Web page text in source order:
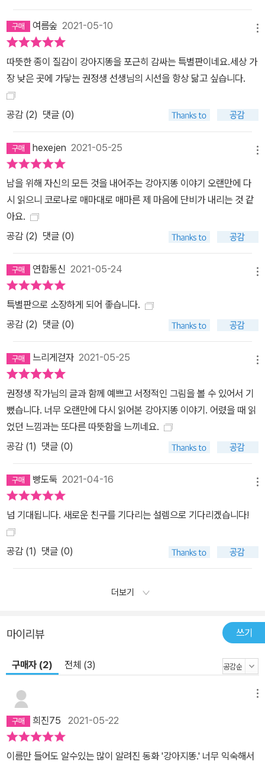
여름숲 2021-05-10
따뜻한 종이 질감이 강아지똥을 포근히 감싸는 특별판이네요.세상 가
장 낮은 곳에 가닿는 권정생 선생님의 시선을 항상 닮고 싶습니다.
공감 (2) 댓글 (0)
hexejen 2021-05-25
남을 위해 자신의 모든 것을 내어주는 강아지똥 이야기 오랜만에 다
시 읽으니 코로나로 매마대로 매마른 제 마음에 단비가 내리는 것 같
아요.
공감 (2) 댓글 (0)
연합통신 2021-05-24
특별판으로 소장하게 되어 좋습니다.
공감 (2) 댓글 (0)
느리게걷자 2021-05-25
권정생 작가님의 글과 함께 예쁘고 서정적인 그림을 볼 수 있어서 기
뻤습니다. 너무 오랜만에 다시 읽어본 강아지똥 이야기. 어렸을 때 읽
었던 느낌과는 또다른 따뜻함을 느끼네요.
공감 (1) 댓글 (0)
빵도둑 2021-04-16
넘 기대됩니다. 새로운 친구를 기다리는 설렘으로 기다리겠습니다!
공감 (1) 댓글 (0)
더보기
마이리뷰 쓰기
구매자 (2) 전체 (3)
희진75 2021-05-22
이름만 들어도 알수있는 많이 알려진 동화 '강아지똥.' 너무 익숙해서